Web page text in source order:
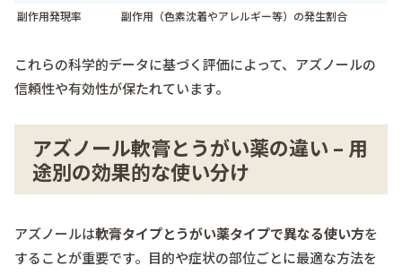
副作用発現率
副作用（色素沈着やアレルギー等）の発生割合
これらの科学的データに基づく評価によって、アズノールの
信頼性や有効性が保たれています。
アズノール軟膏とうがい薬の違い – 用
途別の効果的な使い分け
アズノールは軟膏タイプとうがい薬タイプで異なる使い方を
することが重要です。目的や症状の部位ごとに最適な方法を